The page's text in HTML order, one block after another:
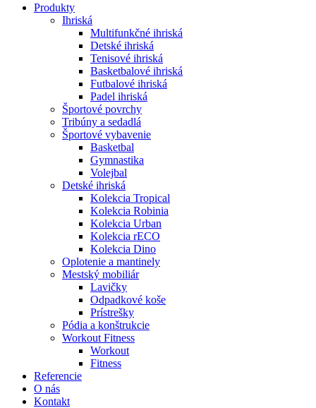
Produkty
Ihriská
Multifunkčné ihriská
Detské ihriská
Tenisové ihriská
Basketbalové ihriská
Futbalové ihriská
Padel ihriská
Športové povrchy
Tribúny a sedadlá
Športové vybavenie
Basketbal
Gymnastika
Volejbal
Detské ihriská
Kolekcia Tropical
Kolekcia Robinia
Kolekcia Urban
Kolekcia rECO
Kolekcia Dino
Oplotenie a mantinely
Mestský mobiliár
Lavičky
Odpadkové koše
Prístrešky
Pódia a konštrukcie
Workout Fitness
Workout
Fitness
Referencie
O nás
Kontakt